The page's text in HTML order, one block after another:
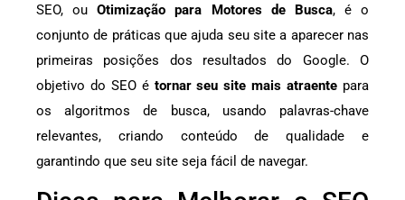
SEO, ouOtimização para Motores de Busca, é o
conjunto de práticas que ajuda seu site a aparecer nas
primeiras posições dos resultados do Google. O
objetivo do SEO é tornar seu site mais atraente para
os algoritmos de busca, usando palavras-chave
relevantes, criando conteúdo de qualidade e
garantindo que seu site seja fácil de navegar.